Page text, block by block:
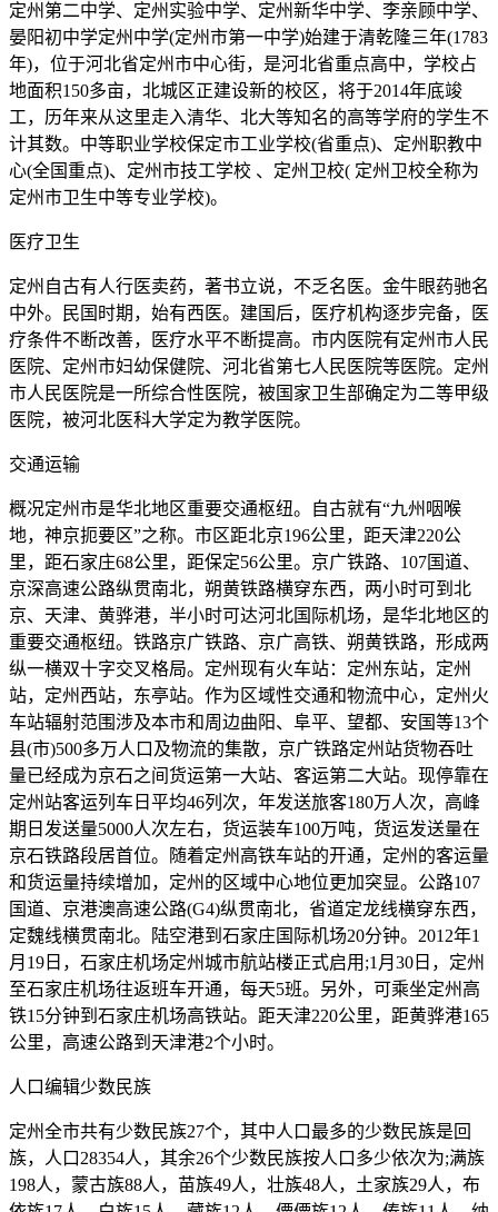
定州第二中学、定州实验中学、定州新华中学、李亲顾中学、
晏阳初中学定州中学(定州市第一中学)始建于清乾隆三年(1783
年)，位于河北省定州市中心街，是河北省重点高中，学校占
地面积150多亩，北城区正建设新的校区，将于2014年底竣
工，历年来从这里走入清华、北大等知名的高等学府的学生不
计其数。中等职业学校保定市工业学校(省重点)、定州职教中
心(全国重点)、定州市技工学校 、定州卫校( 定州卫校全称为
定州市卫生中等专业学校)。
医疗卫生
定州自古有人行医卖药，著书立说，不乏名医。金牛眼药驰名
中外。民国时期，始有西医。建国后，医疗机构逐步完备，医
疗条件不断改善，医疗水平不断提高。市内医院有定州市人民
医院、定州市妇幼保健院、河北省第七人民医院等医院。定州
市人民医院是一所综合性医院，被国家卫生部确定为二等甲级
医院，被河北医科大学定为教学医院。
交通运输
概况定州市是华北地区重要交通枢纽。自古就有“九州咽喉
地，神京扼要区”之称。市区距北京196公里，距天津220公
里，距石家庄68公里，距保定56公里。京广铁路、107国道、
京深高速公路纵贯南北，朔黄铁路横穿东西，两小时可到北
京、天津、黄骅港，半小时可达河北国际机场，是华北地区的
重要交通枢纽。铁路京广铁路、京广高铁、朔黄铁路，形成两
纵一横双十字交叉格局。定州现有火车站：定州东站，定州
站，定州西站，东亭站。作为区域性交通和物流中心，定州火
车站辐射范围涉及本市和周边曲阳、阜平、望都、安国等13个
县(市)500多万人口及物流的集散，京广铁路定州站货物吞吐
量已经成为京石之间货运第一大站、客运第二大站。现停靠在
定州站客运列车日平均46列次，年发送旅客180万人次，高峰
期日发送量5000人次左右，货运装车100万吨，货运发送量在
京石铁路段居首位。随着定州高铁车站的开通，定州的客运量
和货运量持续增加，定州的区域中心地位更加突显。公路107
国道、京港澳高速公路(G4)纵贯南北，省道定龙线横穿东西，
定魏线横贯南北。陆空港到石家庄国际机场20分钟。2012年1
月19日，石家庄机场定州城市航站楼正式启用;1月30日，定州
至石家庄机场往返班车开通，每天5班。另外，可乘坐定州高
铁15分钟到石家庄机场高铁站。距天津220公里，距黄骅港165
公里，高速公路到天津港2个小时。
人口编辑少数民族
定州全市共有少数民族27个，其中人口最多的少数民族是回
族，人口28354人，其余26个少数民族按人口多少依次为;满族
198人，蒙古族88人，苗族49人，壮族48人，土家族29人，布